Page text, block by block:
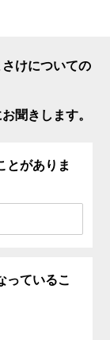
さけについての
聞きします。
とがありま
っているこ